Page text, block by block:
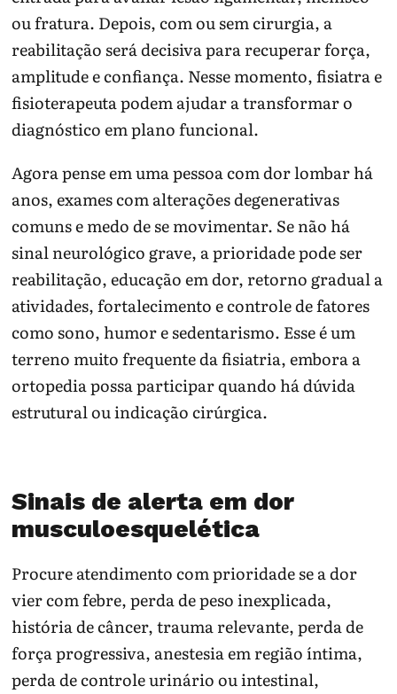
ou fratura. Depois, com ou sem cirurgia, a
reabilitação será decisiva para recuperar força,
amplitude e confiança. Nesse momento, fisiatra e
fisioterapeuta podem ajudar a transformar o
diagnóstico em plano funcional.
Agora pense em uma pessoa com dor lombar há
anos, exames com alterações degenerativas
comuns e medo de se movimentar. Se não há
sinal neurológico grave, a prioridade pode ser
reabilitação, educação em dor, retorno gradual a
atividades, fortalecimento e controle de fatores
como sono, humor e sedentarismo. Esse é um
terreno muito frequente da fisiatria, embora a
ortopedia possa participar quando há dúvida
estrutural ou indicação cirúrgica.
Sinais de alerta em dor
musculoesquelética
Procure atendimento com prioridade se a dor
vier com febre, perda de peso inexplicada,
história de câncer, trauma relevante, perda de
força progressiva, anestesia em região íntima,
perda de controle urinário ou intestinal,